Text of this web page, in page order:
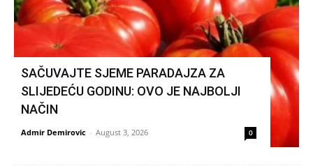
SAČUVAJTE SJEME PARADAJZA ZA
SLIJEDEĆU GODINU: OVO JE NAJBOLJI
NAČIN
Admir Demirovic - August 3, 2026 0